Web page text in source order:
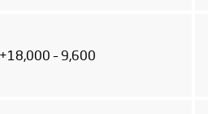
9,600 – 18,000+